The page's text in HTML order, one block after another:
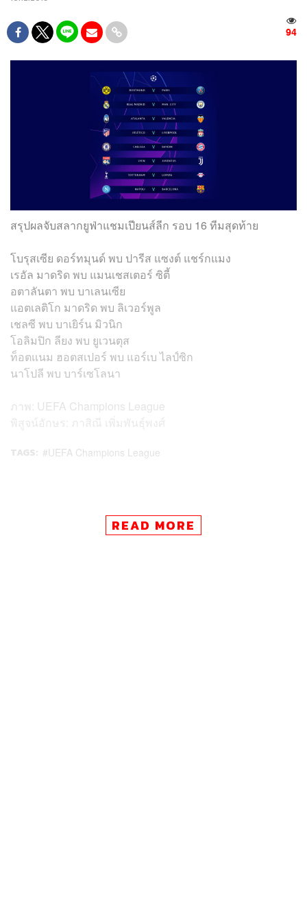
94
สรุปผลจับสลากยูฟ่าแชมเปียนส์ลีก รอบ 16 ทีมสุดท้าย
โบรุสเซีย ดอร์ทมุนด์ พบ ปารีส แซงต์ แชร์กแมง
เรอัล มาดริด พบ แมนเชสเตอร์ ซิตี้
อตาลันตา พบ บาเลนเซีย
แอตเลติโก มาดริด พบ ลิเวอร์พูล
เชลซี พบ บาเยิร์น มิวนิก
โอลิมปิก ลียง พบ ยูเวนตุส
ท็อตแนม ฮอตสเปอร์ พบ แอร์เบ ไลป์ซิก
นาโปลี พบ บาร์เซโลนา
ภาพ: UEFA Champions League
พิสูจน์อักษร: ภาสิณี เพิ่มพันธุ์พงศ์
TAGS: UEFA Champions League
READ MORE